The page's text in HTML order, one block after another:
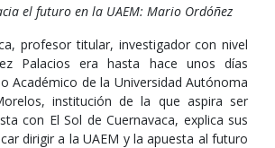
el futuro en la UAEM: Mario Ordóñez
profesor titular, investigador con nivel
Palacios era hasta hace unos días
Académico de la Universidad Autónoma
institución de la que aspira ser
con El Sol de Cuernavaca, explica sus
dirigir a la UAEM y la apuesta al futuro